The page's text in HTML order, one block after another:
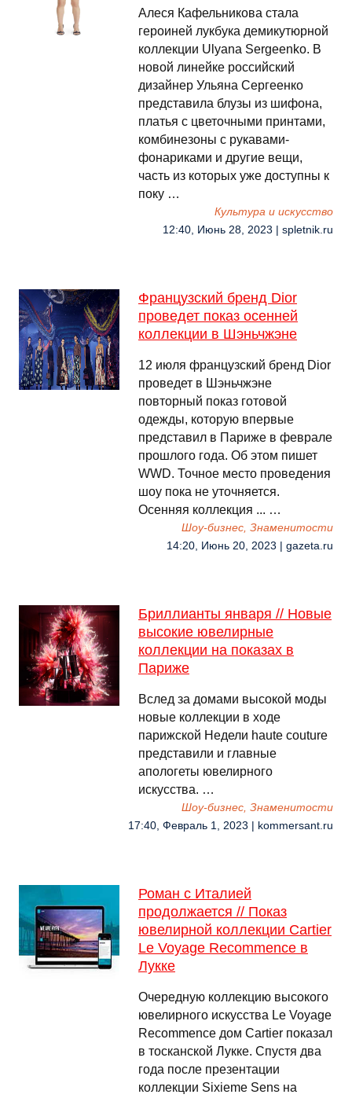
Алеся Кафельникова стала
героиней лукбука демикутюрной
коллекции Ulyana Sergeenko. В
новой линейке российский
дизайнер Ульяна Сергеенко
представила блузы из шифона,
платья с цветочными принтами,
комбинезоны с рукавами-
фонариками и другие вещи,
часть из которых уже доступны к
поку …
Культура и искусство
12:40, Июнь 28, 2023 | spletnik.ru
Французский бренд Dior
проведет показ осенней
коллекции в Шэньчжэне
12 июля французский бренд Dior
проведет в Шэньчжэне
повторный показ готовой
одежды, которую впервые
представил в Париже в феврале
прошлого года. Об этом пишет
WWD. Точное место проведения
шоу пока не уточняется.
Осенняя коллекция ... …
Шоу-бизнес, Знаменитости
14:20, Июнь 20, 2023 | gazeta.ru
Бриллианты января // Новые
высокие ювелирные
коллекции на показах в
Париже
Вслед за домами высокой моды
новые коллекции в ходе
парижской Недели haute couture
представили и главные
апологеты ювелирного
искусства. …
Шоу-бизнес, Знаменитости
17:40, Февраль 1, 2023 | kommersant.ru
Роман с Италией
продолжается // Показ
ювелирной коллекции Cartier
Le Voyage Recommence в
Лукке
Очередную коллекцию высокого
ювелирного искусства Le Voyage
Recommence дом Cartier показал
в тосканской Лукке. Спустя два
года после презентации
коллекции Sixieme Sens на